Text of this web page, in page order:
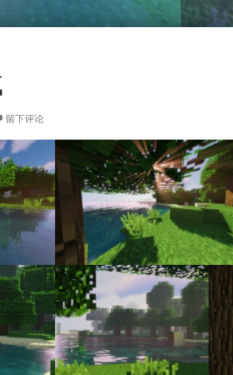
留下评论